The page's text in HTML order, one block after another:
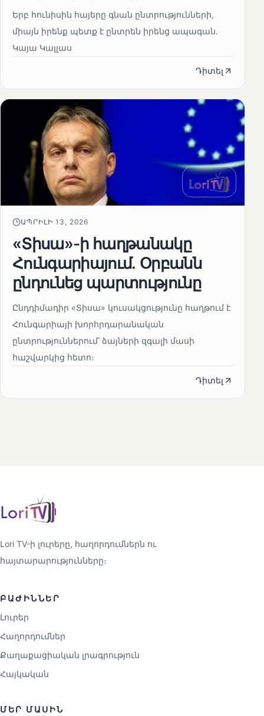
Երբ հունիսին հայերը գնան ընտրությունների,
միայն իրենք պետք է ընտրեն իրենց ապագան.
Կայա Կալլաս
Դիտել
ԱՊՐԻԼԻ 13, 2026
«Տիսա»-ի հաղթանակը
Հունգարիայում․ Օրբանն
ընդունեց պարտությունը
Ընդդիմադիր «Տիսա» կուսակցությունը հաղթում է
Հունգարիայի խորհրդարանական
ընտրություններում՝ ձայների զգալի մասի
հաշվարկից հետո։
Դիտել
Lori TV-ի լուրերը, հաղորդումներն ու
հայտարարությունները։
ԲԱԺԻՆՆԵՐ
Լուրեր
Հաղորդումներ
Քաղաքացիական լրագրություն
Հայկական
ՄԵՐ ՄԱՍԻՆ